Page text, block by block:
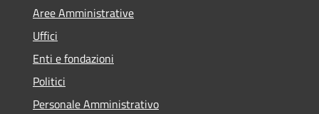
Aree Amministrative
Uffici
Enti e fondazioni
Politici
Personale Amministrativo